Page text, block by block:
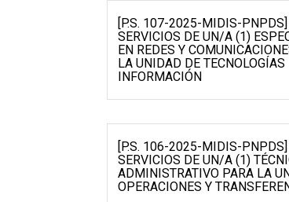
[P.S. 107-2025-MIDIS-
SERVICIOS DE UN/A (1)
EN REDES Y
LA UNIDAD DE TECNOLOGÍAS
INFORMACIÓN
[P.S. 106-2025-MIDIS-
SERVICIOS DE UN/A (1)
ADMINISTRATIVO PARA LA
OPERACIONES Y